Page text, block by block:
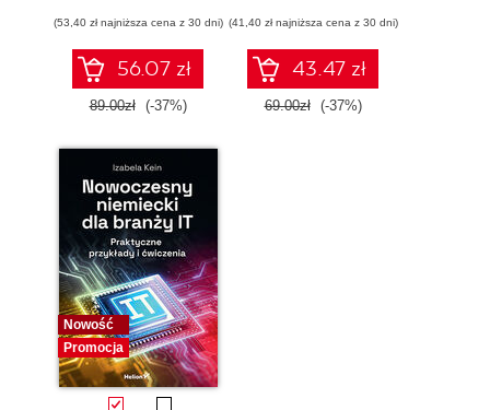
(53,40 zł najniższa cena z 30 dni)
56.07 zł
89.00zł (-37%)
współczesnej
sztucznej
inteligencji
(41,40 zł najniższa cena z 30 dni)
43.47 zł
69.00zł (-37%)
Nowość
Promocja